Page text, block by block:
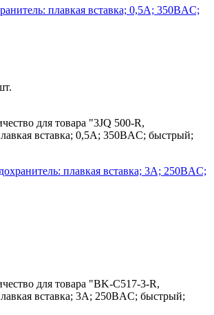
плавкая вставка; 0,5А; 350ВAC;
для товара "3JQ 500-R,
вставка; 0,5А; 350ВAC; быстрый;
плавкая вставка; 3А; 250ВAC;
для товара "BK-C517-3-R,
вставка; 3А; 250ВAC; быстрый;